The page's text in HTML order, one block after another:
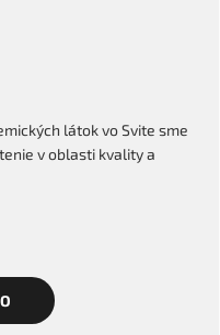
látok vo Svite sme
v oblasti kvality a